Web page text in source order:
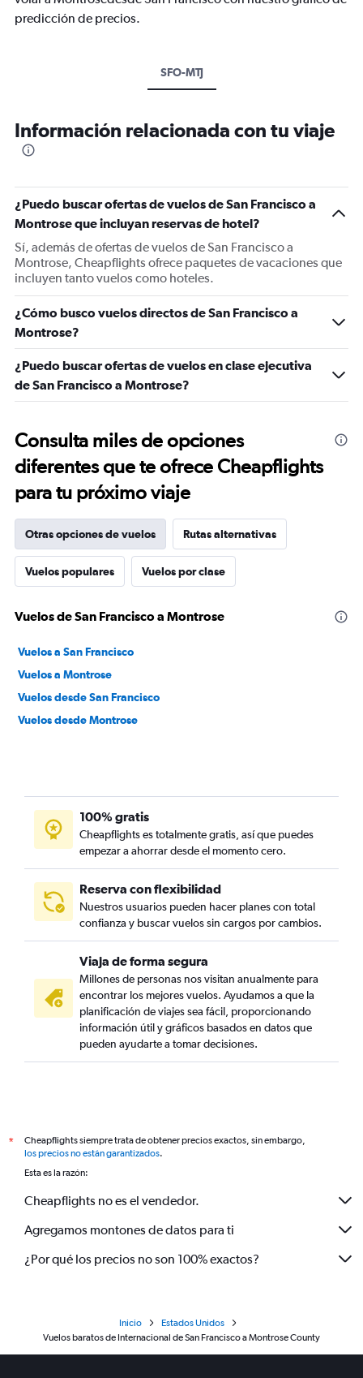
predicción de precios.
SFO-MTJ
Información relacionada con tu viaje
¿Puedo buscar ofertas de vuelos de San Francisco a
Montrose que incluyan reservas de hotel?
Sí, además de ofertas de vuelos de San Francisco a
Montrose, Cheapflights ofrece paquetes de vacaciones que
incluyen tanto vuelos como hoteles.
¿Cómo busco vuelos directos de San Francisco a
Montrose?
¿Puedo buscar ofertas de vuelos en clase ejecutiva
de San Francisco a Montrose?
Consulta miles de opciones
diferentes que te ofrece Cheapflights
para tu próximo viaje
Otras opciones de vuelos Rutas alternativas
Vuelos populares Vuelos por clase
Vuelos de San Francisco a Montrose
Vuelos a San Francisco
Vuelos a Montrose
Vuelos desde San Francisco
Vuelos desde Montrose
100% gratis
Cheapflights es totalmente gratis, así que puedes
empezar a ahorrar desde el momento cero.
Reserva con flexibilidad
Nuestros usuarios pueden hacer planes con total
confianza y buscar vuelos sin cargos por cambios.
Viaja de forma segura
Millones de personas nos visitan anualmente para
encontrar los mejores vuelos. Ayudamos a que la
planificación de viajes sea fácil, proporcionando
información útil y gráficos basados en datos que
pueden ayudarte a tomar decisiones.
*
Cheapflights siempre trata de obtener precios exactos, sin embargo,
los precios no están garantizados.
Esta es la razón:
Cheapflights no es el vendedor.
Agregamos montones de datos para ti
¿Por qué los precios no son 100% exactos?
Inicio
Estados Unidos
Vuelos baratos de Internacional de San Francisco a Montrose County